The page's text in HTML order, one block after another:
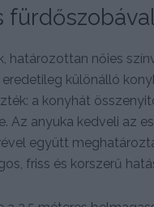
határozottan nőies
különálló
a konyhát
Az anyuka kedveli az
együtt
friss és korszerű